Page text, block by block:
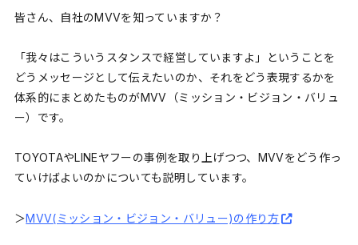
皆さん、自社のMVVを知っていますか？
「我々はこういうスタンスで経営していますよ」ということを
どうメッセージとして伝えたいのか、それをどう表現するかを
体系的にまとめたものがMVV（ミッション・ビジョン・バリュ
ー）です。
TOYOTAやLINEヤフーの事例を取り上げつつ、MVVをどう作っ
ていけばよいのかについても説明しています。
＞MVV(ミッション・ビジョン・バリュー)の作り方